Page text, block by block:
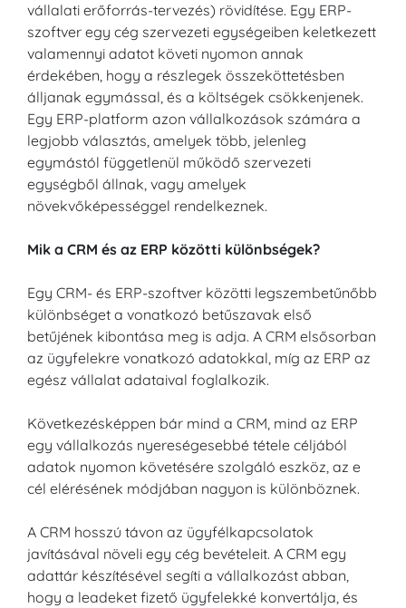
vállalati erőforrás-tervezés) rövidítése. Egy ERP-
szoftver egy cég szervezeti egységeiben keletkezett
valamennyi adatot követi nyomon annak
érdekében, hogy a részlegek összeköttetésben
álljanak egymással, és a költségek csökkenjenek.
Egy ERP-platform azon vállalkozások számára a
legjobb választás, amelyek több, jelenleg
egymástól függetlenül működő szervezeti
egységből állnak, vagy amelyek
növekvőképességgel rendelkeznek.
Mik a CRM és az ERP közötti különbségek?
Egy CRM- és ERP-szoftver közötti legszembetűnőbb
különbséget a vonatkozó betűszavak első
betűjének kibontása meg is adja. A CRM elsősorban
az ügyfelekre vonatkozó adatokkal, míg az ERP az
egész vállalat adataival foglalkozik.
Következésképpen bár mind a CRM, mind az ERP
egy vállalkozás nyereségesebbé tétele céljából
adatok nyomon követésére szolgáló eszköz, az e
cél elérésének módjában nagyon is különböznek.
A CRM hosszú távon az ügyfélkapcsolatok
javításával növeli egy cég bevételeit. A CRM egy
adattár készítésével segíti a vállalkozást abban,
hogy a leadeket fizető ügyfelekké konvertálja, és